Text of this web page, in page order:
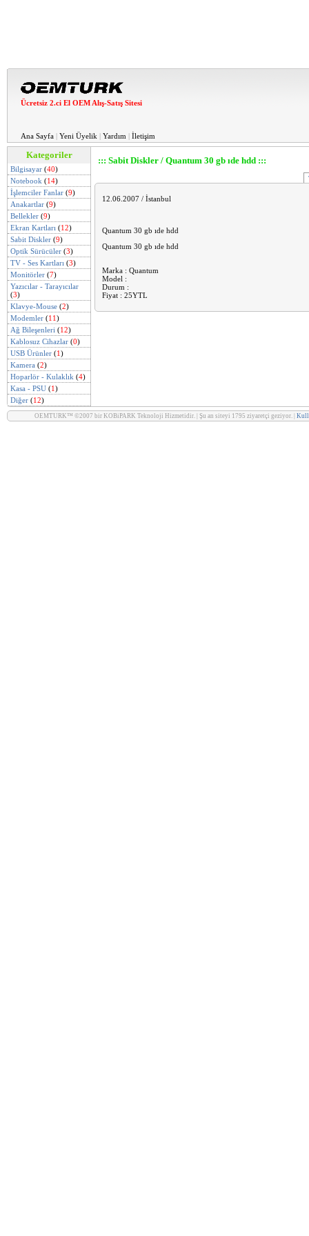
Ücretsiz 2.ci El OEM Alış-Satış Sitesi
Ana Sayfa | Yeni Üyelik | Yardım | İletişim
Kategoriler
Bilgisayar (40)
Notebook (14)
İşlemciler Fanlar (9)
Anakartlar (9)
Bellekler (9)
Ekran Kartları (12)
Sabit Diskler (9)
Optik Sürücüler (3)
TV - Ses Kartları (3)
Monitörler (7)
Yazıcılar - Tarayıcılar
(3)
Klavye-Mouse (2)
Modemler (11)
Ağ Bileşenleri (12)
Kablosuz Cihazlar (0)
USB Ürünler (1)
Kamera (2)
Hoparlör - Kulaklık (4)
Kasa - PSU (1)
Diğer (12)
::: Sabit Diskler / Quantum 30 gb ıde hdd :::
12.06.2007 / İstanbul
Quantum 30 gb ıde hdd
Quantum 30 gb ıde hdd
Marka : Quantum
Model :
Durum :
Fiyat : 25YTL
OEMTURK™ ©2007 bir KOBiPARK Teknoloji Hizmetidir. | Şu an siteyi 1795 ziyaretçi geziyor. |